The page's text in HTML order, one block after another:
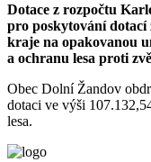
Dotace z rozpočtu
pro poskytování
kraje na opakovanou
a ochranu lesa proti
Obec Dolní Žandov
dotaci ve výši
lesa.